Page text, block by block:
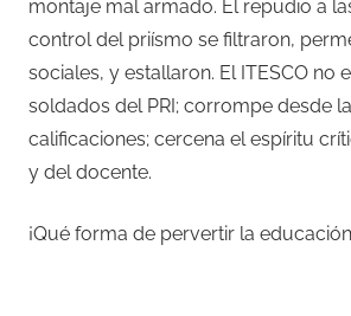
montaje mal armado. El repudio a
control del priísmo se filtraron,
sociales, y estallaron. El ITESCO no
soldados del PRI; corrompe desde
calificaciones; cercena el espíritu
y del docente.
¡Qué forma de pervertir la